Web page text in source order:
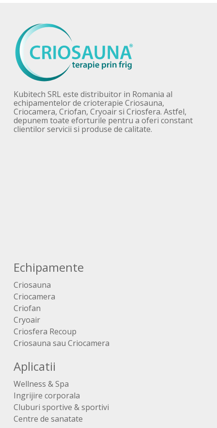
Kubitech SRL este distribuitor in Romania al
echipamentelor de crioterapie Criosauna,
Criocamera, Criofan, Cryoair si Criosfera. Astfel,
depunem toate eforturile pentru a oferi constant
clientilor servicii si produse de calitate.
Echipamente
Criosauna
Criocamera
Criofan
Cryoair
Criosfera Recoup
Criosauna sau Criocamera
Aplicatii
Wellness & Spa
Ingrijire corporala
Cluburi sportive & sportivi
Centre de sanatate